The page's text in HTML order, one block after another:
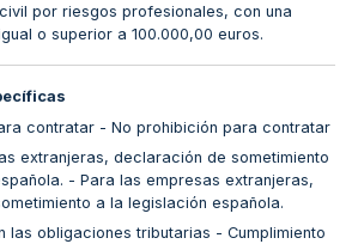
por riesgos profesionales, con una
o superior a 100.000,00 euros.
contratar - No prohibición para contratar
extranjeras, declaración de sometimiento
- Para las empresas extranjeras,
a la legislación española.
las obligaciones tributarias - Cumplimiento